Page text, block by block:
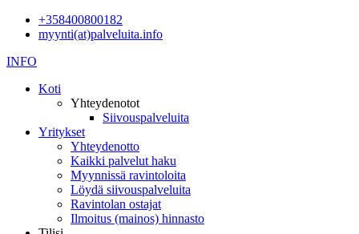
+358400800182
myynti(at)palveluita.info
INFO
Koti
Yhteydenotot
Siivouspalveluita
Yritykset
Yhteydenotto
Kaikki palvelut haku
Myynnissä ravintoloita
Löydä siivouspalveluita
Ravintolan ostajat
Ilmoitus (mainos) hinnasto